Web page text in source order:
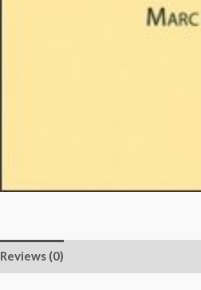
Reviews (0)